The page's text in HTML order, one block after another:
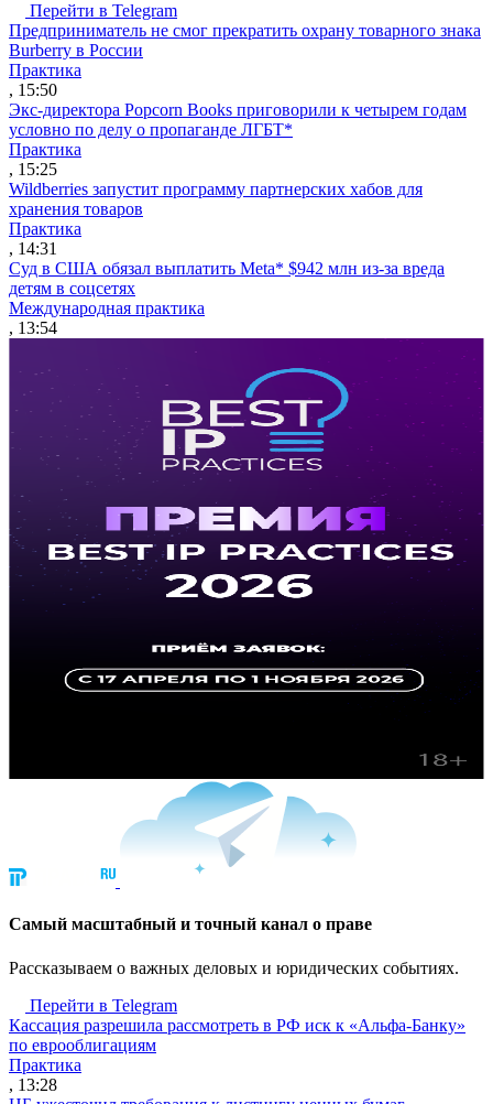
Перейти в Telegram
Предприниматель не смог прекратить охрану товарного знака
Burberry в России
Практика
, 15:50
Экс-директора Popcorn Books приговорили к четырем годам
условно по делу о пропаганде ЛГБТ*
Практика
, 15:25
Wildberries запустит программу партнерских хабов для
хранения товаров
Практика
, 14:31
Суд в США обязал выплатить Meta* $942 млн из-за вреда
детям в соцсетях
Международная практика
, 13:54
Cамый масштабный и точный канал о праве
Рассказываем о важных деловых и юридических событиях.
Перейти в Telegram
Кассация разрешила рассмотреть в РФ иск к «Альфа-Банку»
по еврооблигациям
Практика
, 13:28